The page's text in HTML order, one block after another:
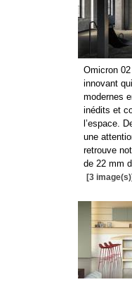
Omicron
innovant
modernes
inédits et
l’espace.
une
retrouve
de 22 mm
[3 image(s)]